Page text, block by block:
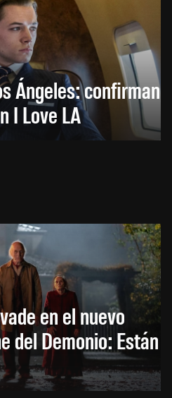
Ángeles: confirman
I Love LA
en el nuevo
del Demonio: Están